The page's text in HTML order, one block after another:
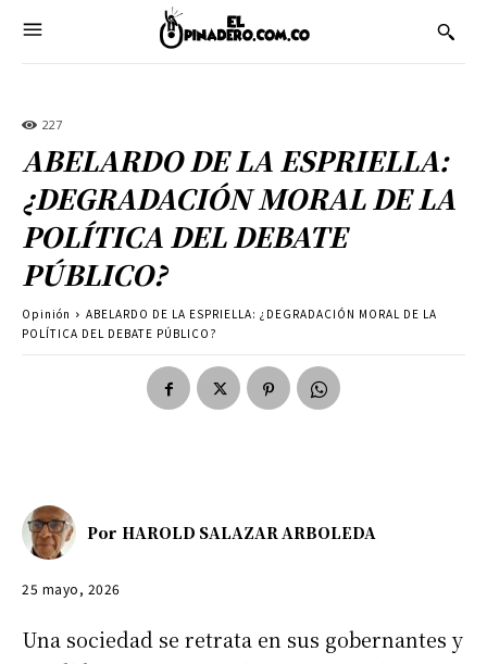
227
ABELARDO DE LA ESPRIELLA:
¿DEGRADACIÓN MORAL DE LA
POLÍTICA DEL DEBATE
PÚBLICO?
Opinión
ABELARDO DE LA ESPRIELLA: ¿DEGRADACIÓN MORAL DE LA
POLÍTICA DEL DEBATE PÚBLICO?
Por HAROLD SALAZAR ARBOLEDA
25 mayo, 2026
Una sociedad se retrata en sus gobernantes y